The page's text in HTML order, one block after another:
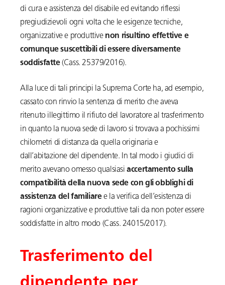
di cura e assistenza del disabile ed evitando riflessi
pregiudizievoli ogni volta che le esigenze tecniche,
organizzative e produttive non risultino effettive e
comunque suscettibili di essere diversamente
soddisfatte(Cass. 25379/2016).
Alla luce di tali principi la Suprema Corte ha, ad esempio,
cassato con rinvio la sentenza di merito che aveva
ritenuto illegittimo il rifiuto del lavoratore al trasferimento
in quanto la nuova sede di lavoro si trovava a pochissimi
chilometri di distanza da quella originaria e
dall’abitazione del dipendente. In tal modo i giudici di
merito avevano omesso qualsiasiaccertamento sulla
compatibilità della nuova sede con gli obblighi di
assistenza del familiaree la verifica dell’esistenza di
ragioni organizzative e produttive tali da non poter essere
soddisfatte in altro modo (Cass. 24015/2017).
Trasferimento del